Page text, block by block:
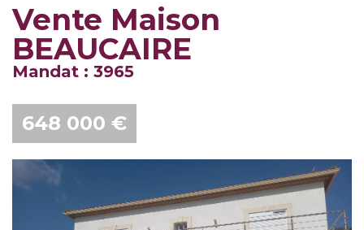
Vente Maison
BEAUCAIRE
Mandat : 3965
648 000 €